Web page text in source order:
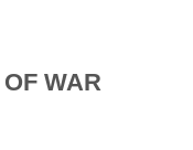
WAR